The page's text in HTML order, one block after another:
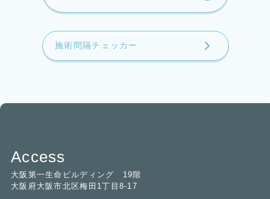
施術間隔チェッカー
Access
大阪第一生命ビルディング 19階
大阪府大阪市北区梅田1丁目8-17